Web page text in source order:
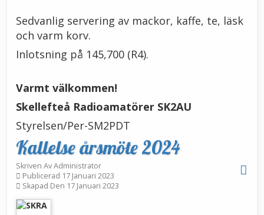
Sedvanlig servering av mackor, kaffe, te, läsk
och varm korv.
Inlotsning på 145,700 (R4).
Varmt välkommen!
Skellefteå Radioamatörer SK2AU
Styrelsen/Per-SM2PDT
Kallelse årsmöte 2024
Skriven AvAdministrator
Publicerad 17 Januari 2023
Skapad Den 17 Januari 2023